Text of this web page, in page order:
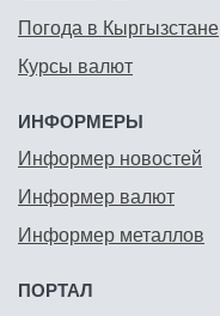
Погода в Кыргызстане
Курсы валют
ИНФОРМЕРЫ
Информер новостей
Информер валют
Информер металлов
ПОРТАЛ